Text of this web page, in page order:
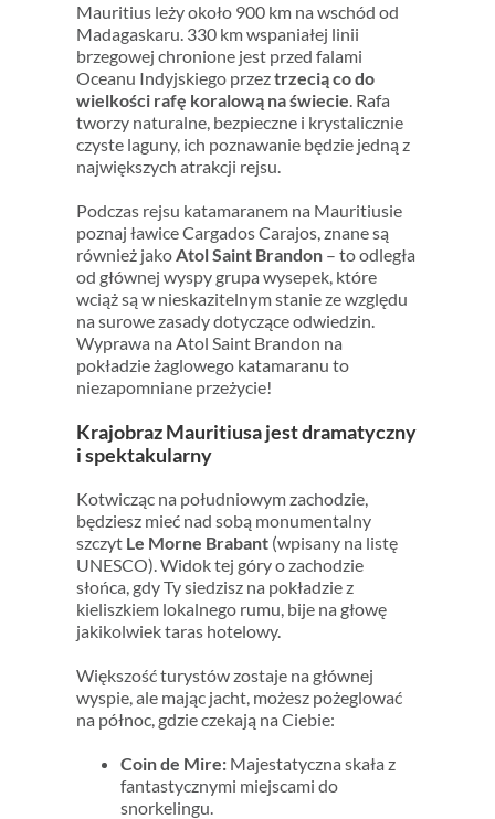
Mauritius leży około 900 km na wschód od
Madagaskaru. 330 km wspaniałej linii
brzegowej chronione jest przed falami
Oceanu Indyjskiego przeztrzecią co do
wielkości rafę koralową na świecie. Rafa
tworzy naturalne, bezpieczne i krystalicznie
czyste laguny, ich poznawanie będzie jedną z
największych atrakcji rejsu.
Podczas rejsu katamaranem na Mauritiusie
poznaj ławice Cargados Carajos, znane są
również jakoAtol Saint Brandon– to odległa
od głównej wyspy grupa wysepek, które
wciąż są w nieskazitelnym stanie ze względu
na surowe zasady dotyczące odwiedzin.
Wyprawa na Atol Saint Brandon na
pokładzie żaglowego katamaranu to
niezapomniane przeżycie!
Krajobraz Mauritiusa jest dramatyczny
i spektakularny
Kotwicząc na południowym zachodzie,
będziesz mieć nad sobą monumentalny
szczyt Le Morne Brabant(wpisany na listę
UNESCO). Widok tej góry o zachodzie
słońca, gdy Ty siedzisz na pokładzie z
kieliszkiem lokalnego rumu, bije na głowę
jakikolwiek taras hotelowy.
Większość turystów zostaje na głównej
wyspie, ale mając jacht, możesz pożeglować
na północ, gdzie czekają na Ciebie:
Coin de Mire:Majestatyczna skała z
fantastycznymi miejscami do
snorkelingu.